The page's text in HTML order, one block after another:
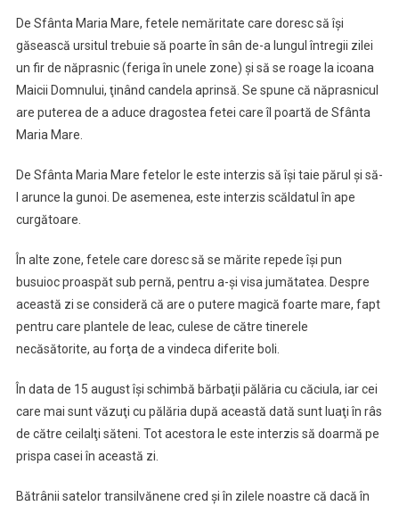
De Sfânta Maria Mare, fetele nemăritate care doresc să îşi
găsească ursitul trebuie să poarte în sân de-a lungul întregii zilei
un fir de năprasnic (feriga în unele zone) şi să se roage la icoana
Maicii Domnului, ţinând candela aprinsă. Se spune că năprasnicul
are puterea de a aduce dragostea fetei care îl poartă de Sfânta
Maria Mare.
De Sfânta Maria Mare fetelor le este interzis să îşi taie părul şi să-
l arunce la gunoi. De asemenea, este interzis scăldatul în ape
curgătoare.
În alte zone, fetele care doresc să se mărite repede îşi pun
busuioc proaspăt sub pernă, pentru a-şi visa jumătatea. Despre
această zi se consideră că are o putere magică foarte mare, fapt
pentru care plantele de leac, culese de către tinerele
necăsătorite, au forţa de a vindeca diferite boli.
În data de 15 august îşi schimbă bărbaţii pălăria cu căciula, iar cei
care mai sunt văzuţi cu pălăria după această dată sunt luaţi în râs
de către ceilalţi săteni. Tot acestora le este interzis să doarmă pe
prispa casei în această zi.
Bătrânii satelor transilvănene cred şi în zilele noastre că dacă în